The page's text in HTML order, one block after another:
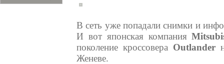
В сеть уже попадали снимки и
И вот японская компания
поколение кроссовера Outlander
Женеве.